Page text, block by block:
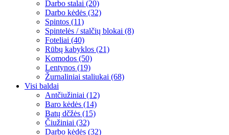
Darbo stalai (20)
Darbo kėdės (32)
Spintos (11)
Spintelės / stalčių blokai (8)
Foteliai (40)
Rūbų kabyklos (21)
Komodos (50)
Lentynos (19)
Žurnaliniai staliukai (68)
Visi baldai
Antčiužiniai (12)
Baro kėdės (14)
Batų dčžės (15)
Čiužiniai (32)
Darbo kėdės (32)